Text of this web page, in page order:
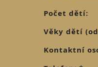
Počet dětí:
Věky dětí
Kontaktní